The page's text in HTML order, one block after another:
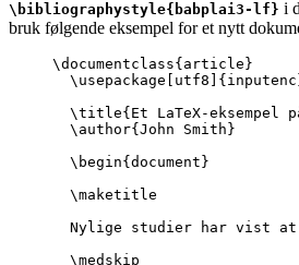
\bibliographystyle{babplai3-lf} i
bruk følgende eksempel for et nytt
\documentclass{ article }
\usepackage
utf8 ]{ inputenc
\title{Et LaTeX-
\author{John Smith}
\begin{ document }
\maketitle
Nylige studier har vist at
\medskip